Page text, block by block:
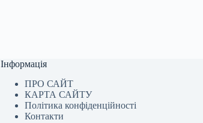
Інформація
ПРО САЙТ
КАРТА САЙТУ
Політика конфіденційності
Контакти